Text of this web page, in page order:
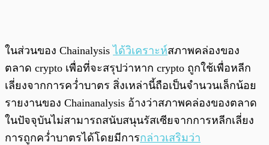
ในส่วนของ Chainalysis ได้วิเคราะห์สภาพคล่องของ
ตลาด crypto เพื่อที่จะสรุปว่าหาก crypto ถูกใช้เพื่อหลีก
เลี่ยงจากการคว่ำบาตร สิ่งเหล่านี้ถือเป็นจำนวนเล็กน้อย
รายงานของ Chainanalysis อ้างว่าสภาพคล่องของตลาด
ในปัจจุบันไม่สามารถสนับสนุนรัสเซียจากการหลีกเลี่ยง
การถูกคว่ำบาตรได้โดยมีการกล่าวเสริมว่า